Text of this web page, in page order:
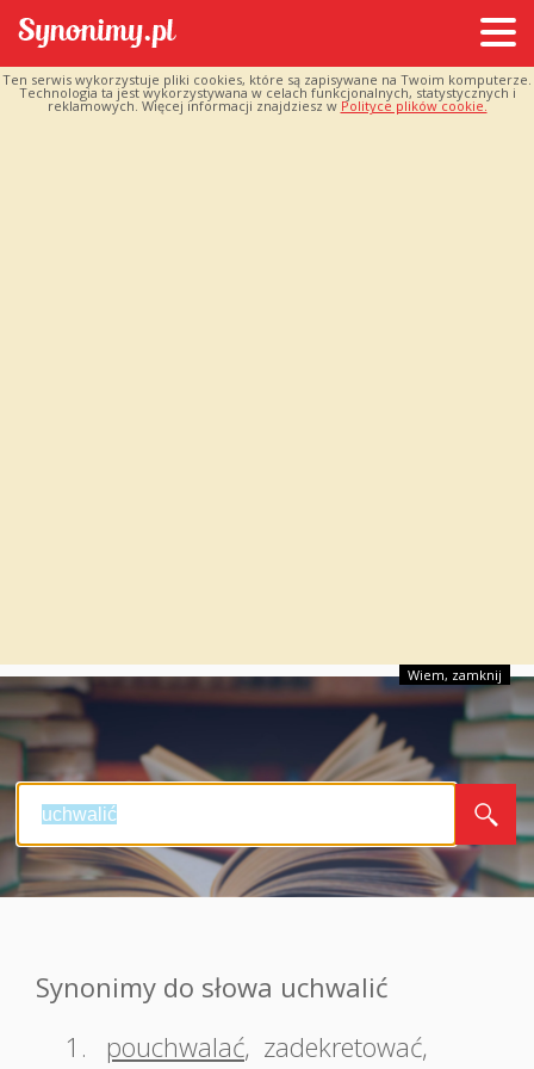
Ten serwis wykorzystuje pliki cookies, które są zapisywane na Twoim komputerze.
Technologia ta jest wykorzystywana w celach funkcjonalnych, statystycznych i
reklamowych. Więcej informacji znajdziesz w Polityce plików cookie.
Wiem, zamknij
Synonimy do słowa uchwalić
1.
pouchwalać, zadekretować,